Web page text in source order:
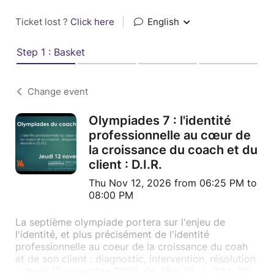
Ticket lost ? Click here English
Step 1 : Basket
Change event
Olympiades 7 : l'identité
professionnelle au cœur de
la croissance du coach et du
client : D.I.R.
Thu Nov 12, 2026 from 06:25 PM to
08:00 PM
La septième olympiade portera sur l'enjeu de
l'identité, et plus précisément de l'identité
professionnelle au coeur de la croissance du coah
et de son client : diagnostic, intervention, résolution